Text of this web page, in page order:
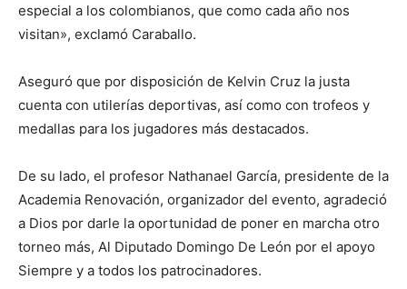
especial a los colombianos, que como cada año nos
visitan», exclamó Caraballo.
Aseguró que por disposición de Kelvin Cruz la justa
cuenta con utilerías deportivas, así como con trofeos y
medallas para los jugadores más destacados.
De su lado, el profesor Nathanael García, presidente de la
Academia Renovación, organizador del evento, agradeció
a Dios por darle la oportunidad de poner en marcha otro
torneo más, Al Diputado Domingo De León por el apoyo
Siempre y a todos los patrocinadores.